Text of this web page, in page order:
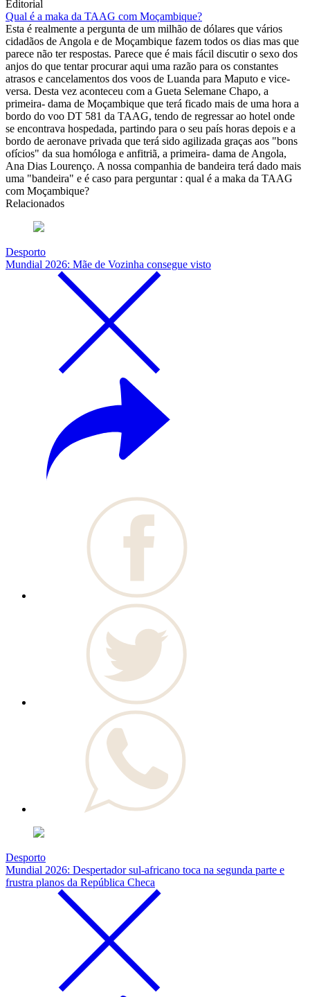
Editorial
Qual é a maka da TAAG com Moçambique?
Esta é realmente a pergunta de um milhão de dólares que vários
cidadãos de Angola e de Moçambique fazem todos os dias mas que
parece não ter respostas. Parece que é mais fácil discutir o sexo dos
anjos do que tentar procurar aqui uma razão para os constantes
atrasos e cancelamentos dos voos de Luanda para Maputo e vice-
versa. Desta vez aconteceu com a Gueta Selemane Chapo, a
primeira- dama de Moçambique que terá ficado mais de uma hora a
bordo do voo DT 581 da TAAG, tendo de regressar ao hotel onde
se encontrava hospedada, partindo para o seu país horas depois e a
bordo de aeronave privada que terá sido agilizada graças aos "bons
ofícios" da sua homóloga e anfitriã, a primeira- dama de Angola,
Ana Dias Lourenço. A nossa companhia de bandeira terá dado mais
uma "bandeira" e é caso para perguntar : qual é a maka da TAAG
com Moçambique?
Relacionados
Desporto
Mundial 2026: Mãe de Vozinha consegue visto
Desporto
Mundial 2026: Despertador sul-africano toca na segunda parte e
frustra planos da República Checa